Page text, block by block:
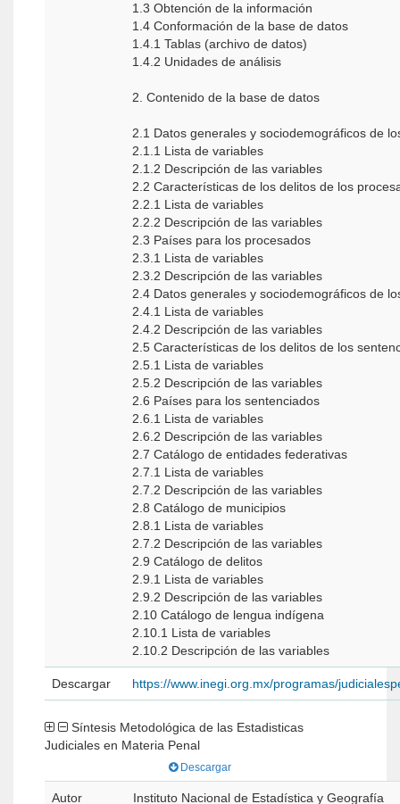
1.3 Obtención de la información
1.4 Conformación de la base de datos
1.4.1 Tablas (archivo de datos)
1.4.2 Unidades de análisis
2. Contenido de la base de datos
2.1 Datos generales y sociodemográficos de
2.1.1 Lista de variables
2.1.2 Descripción de las variables
2.2 Características de los delitos de los
2.2.1 Lista de variables
2.2.2 Descripción de las variables
2.3 Países para los procesados
2.3.1 Lista de variables
2.3.2 Descripción de las variables
2.4 Datos generales y sociodemográficos de
2.4.1 Lista de variables
2.4.2 Descripción de las variables
2.5 Características de los delitos de los
2.5.1 Lista de variables
2.5.2 Descripción de las variables
2.6 Países para los sentenciados
2.6.1 Lista de variables
2.6.2 Descripción de las variables
2.7 Catálogo de entidades federativas
2.7.1 Lista de variables
2.7.2 Descripción de las variables
2.8 Catálogo de municipios
2.8.1 Lista de variables
2.7.2 Descripción de las variables
2.9 Catálogo de delitos
2.9.1 Lista de variables
2.9.2 Descripción de las variables
2.10 Catálogo de lengua indígena
2.10.1 Lista de variables
2.10.2 Descripción de las variables
Descargar https://www.inegi.org.mx/programas/
Judiciales en Materia Penal
Descargar
Autor Instituto Nacional de Estadística y Geografía